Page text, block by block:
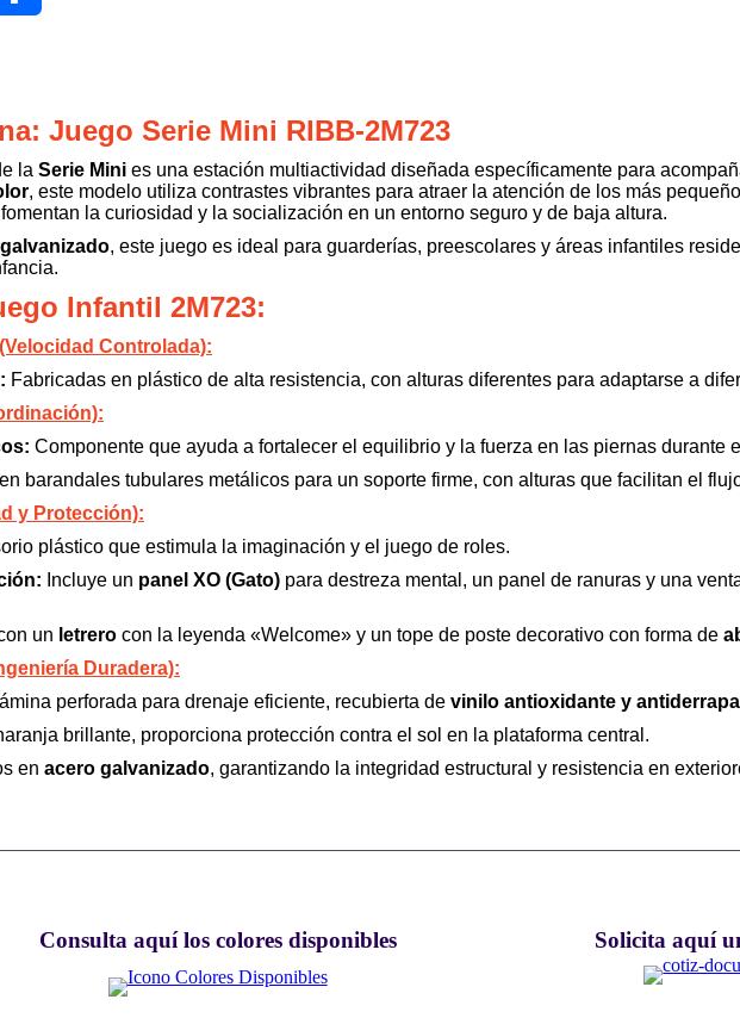
Juego Serie Mini RIBB-2M723
la Serie Mini es una estación multiactividad diseñada específicamente para
, este modelo utiliza contrastes vibrantes para atraer la atención de los más
la curiosidad y la socialización en un entorno seguro y de baja altura.
, este juego es ideal para guarderías, preescolares y áreas infantiles
Infantil 2M723:
Controlada):
Fabricadas en plástico de alta resistencia, con alturas diferentes para adaptarse a
Componente que ayuda a fortalecer el equilibrio y la fuerza en las piernas durante
barandales tubulares metálicos para un soporte firme, con alturas que facilitan el
y Protección):
plástico que estimula la imaginación y el juego de roles.
Incluye un panel XO (Gato) para destreza mental, un panel de ranuras y una
un letrero con la leyenda «Welcome» y un tope de poste decorativo con forma de
Duradera):
perforada para drenaje eficiente, recubierta de vinilo antioxidante y
brillante, proporciona protección contra el sol en la plataforma central.
en acero galvanizado, garantizando la integridad estructural y resistencia en
Consulta aquí los colores disponibles Solicita aquí